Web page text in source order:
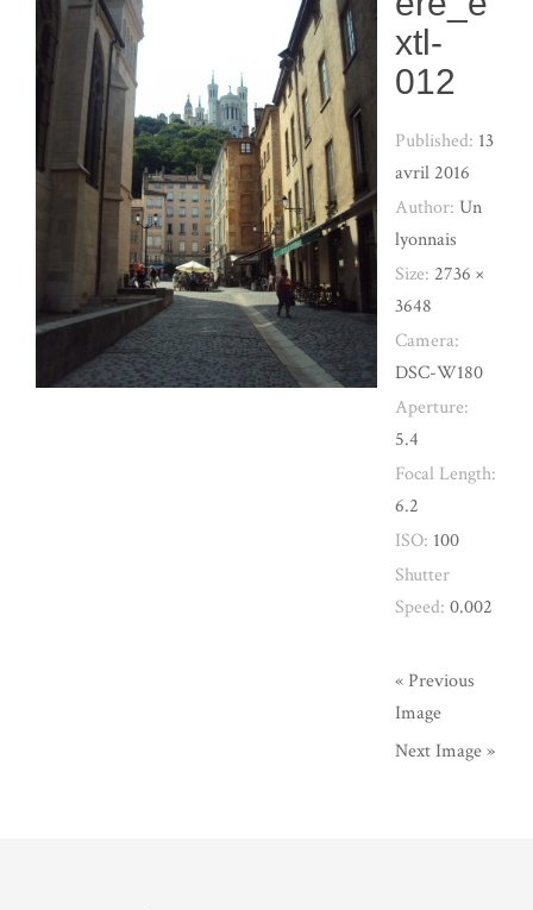
xtl-
012
Published: 13
avril 2016
Author:Un
lyonnais
Size: 2736 ×
3648
Camera:
DSC-W180
Aperture:
5.4
Focal Length:
6.2
ISO: 100
Shutter
Speed:0.002
« Previous
Image
Next Image »